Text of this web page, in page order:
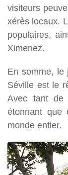
visiteurs
xérès locaux.
populaires,
Ximenez.
En somme, le
Séville est le
Avec tant de
étonnant que
monde entier.